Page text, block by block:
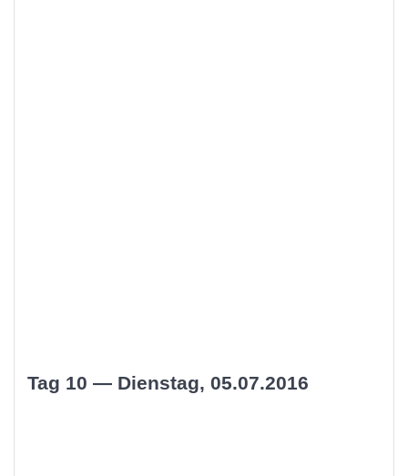
Tag 10 — Dienstag, 05.07.2016